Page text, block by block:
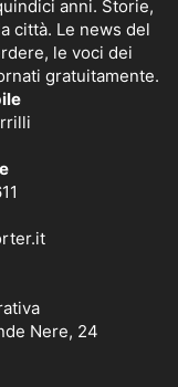
anni. Storie,
città. Le news del
le voci dei
gratuitamente.
Nere, 24